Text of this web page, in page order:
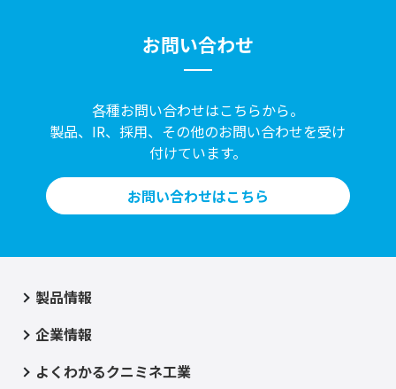
お問い合わせ
各種お問い合わせはこちらから。
製品、IR、採用、その他のお問い合わせを受け
付けています。
お問い合わせはこちら
製品情報
企業情報
よくわかるクニミネ工業